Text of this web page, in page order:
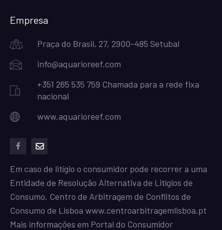
Empresa
Praça do Brasil, 27, 2900-485 Setubal
info@aquarioreef.com
+351 265 535 759 Chamada para a rede fixa
nacional
www.aquarioreef.com
Em caso de litígio o consumidor pode recorrer a uma
Entidade de Resolução Alternativa de Litígios de
Consumo. Centro de Arbitragem de Conflitos de
Consumo de Lisboa www.centroarbitragemlisboa.pt
Mais informações em Portal do Consumidor